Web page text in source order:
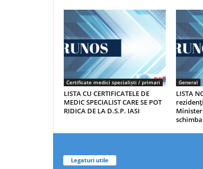
Certificate medici specialiști / primari
LISTA CU CERTIFICATELE DE
MEDIC SPECIALIST CARE SE POT
RIDICA DE LA D.S.P. IASI
General
LISTA
Legaturi utile